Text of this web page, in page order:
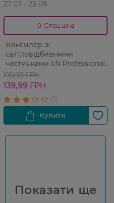
27 07 - 23 08
0_Спец.ціна
Консилер зі
світловідбивними
частинками LN Professional
Touch-Up Cover Fluid №102
Натуральний бежевий 15
199,99 ГРН
139,99 ГРН
Показати ще